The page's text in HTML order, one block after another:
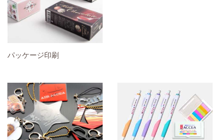
パッケージ印刷